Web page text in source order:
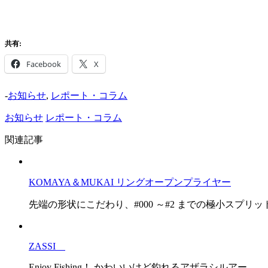
共有:
Facebook X
-お知らせ, レポート・コラム
お知らせ レポート・コラム
関連記事
KOMAYA＆MUKAI リングオープンプライヤー
先端の形状にこだわり、#000 ～#2 までの極小スプリ
ZASSI